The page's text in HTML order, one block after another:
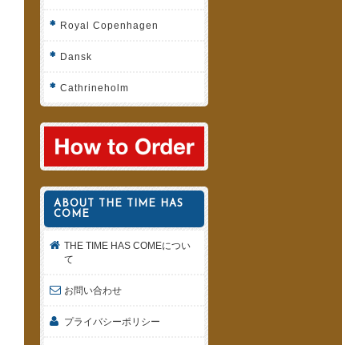
Royal Copenhagen
Dansk
Cathrineholm
ABOUT THE TIME HAS
COME
THE TIME HAS COMEについ
て
お問い合わせ
プライバシーポリシー